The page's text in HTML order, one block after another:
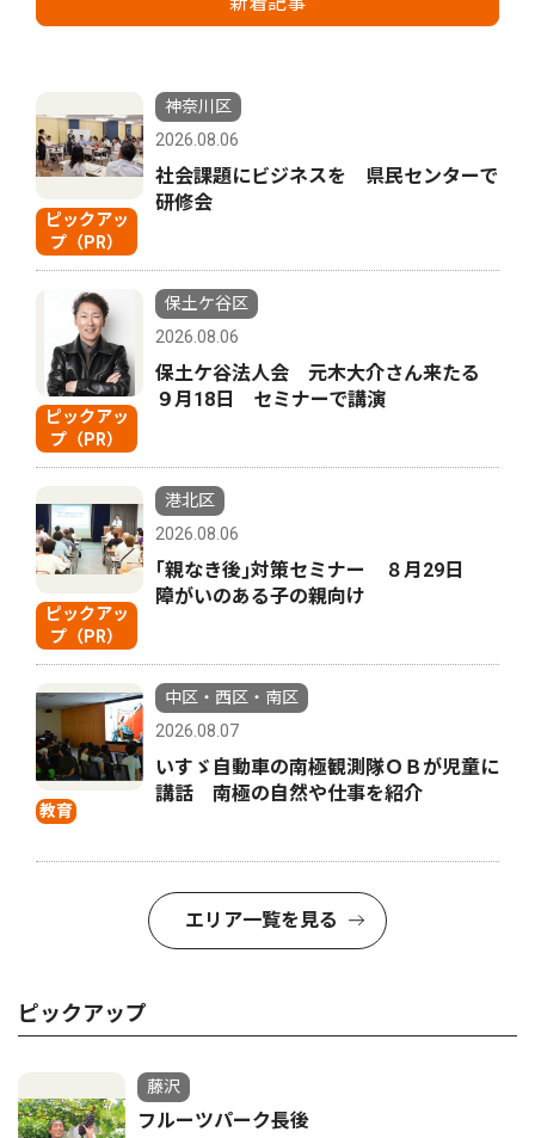
ピックアッ
プ（PR）
神奈川区
2026.08.06
社会課題にビジネスを 県民センターで
研修会
ピックアッ
プ（PR）
保土ケ谷区
2026.08.06
保土ケ谷法人会 元木大介さん来たる
９月18日 セミナーで講演
ピックアッ
プ（PR）
港北区
2026.08.06
｢親なき後｣対策セミナー ８月29日
障がいのある子の親向け
教育
中区・西区・南区
2026.08.07
いすゞ自動車の南極観測隊ＯＢが児童に
講話 南極の自然や仕事を紹介
エリア一覧を見る
ピックアップ
藤沢
フルーツパーク長後